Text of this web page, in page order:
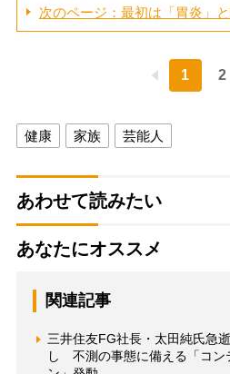
次のページ：最初は「胃炎」
1 2
健康 家族 芸能人
あわせて読みたい
あなたにオススメ
関連記事
三井住友FG社長・太田純氏急
し 不測の事態に備える「コン